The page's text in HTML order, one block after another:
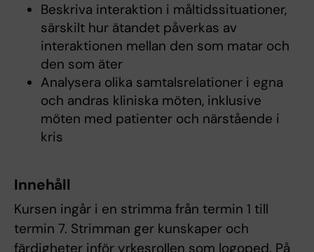
Beskriva interaktion i måltidssituationer,
särskilt hur ätandet påverkas av
interaktionen mellan den som matar och
den som äter
Analysera olika samtalsrelationer i egna
och andras kliniska möten, inklusive
möten med patienter och närstående i
kris
Innehåll
Kursen ingår i en strimma från termin 1 till
termin 7. Strimman ger kunskaper och
färdigheter inför yrkesrollen som logoped. På